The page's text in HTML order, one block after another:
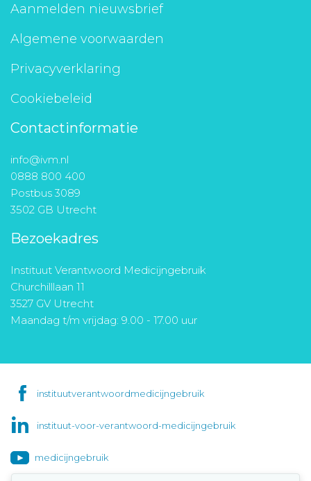
Aanmelden nieuwsbrief
Algemene voorwaarden
Privacyverklaring
Cookiebeleid
Contactinformatie
info@ivm.nl
0888 800 400
Postbus 3089
3502 GB Utrecht
Bezoekadres
Instituut Verantwoord Medicijngebruik
Churchilllaan 11
3527 GV Utrecht
Maandag t/m vrijdag: 9.00 - 17.00 uur
instituutverantwoordmedicijngebruik
instituut-voor-verantwoord-medicijngebruik
medicijngebruik